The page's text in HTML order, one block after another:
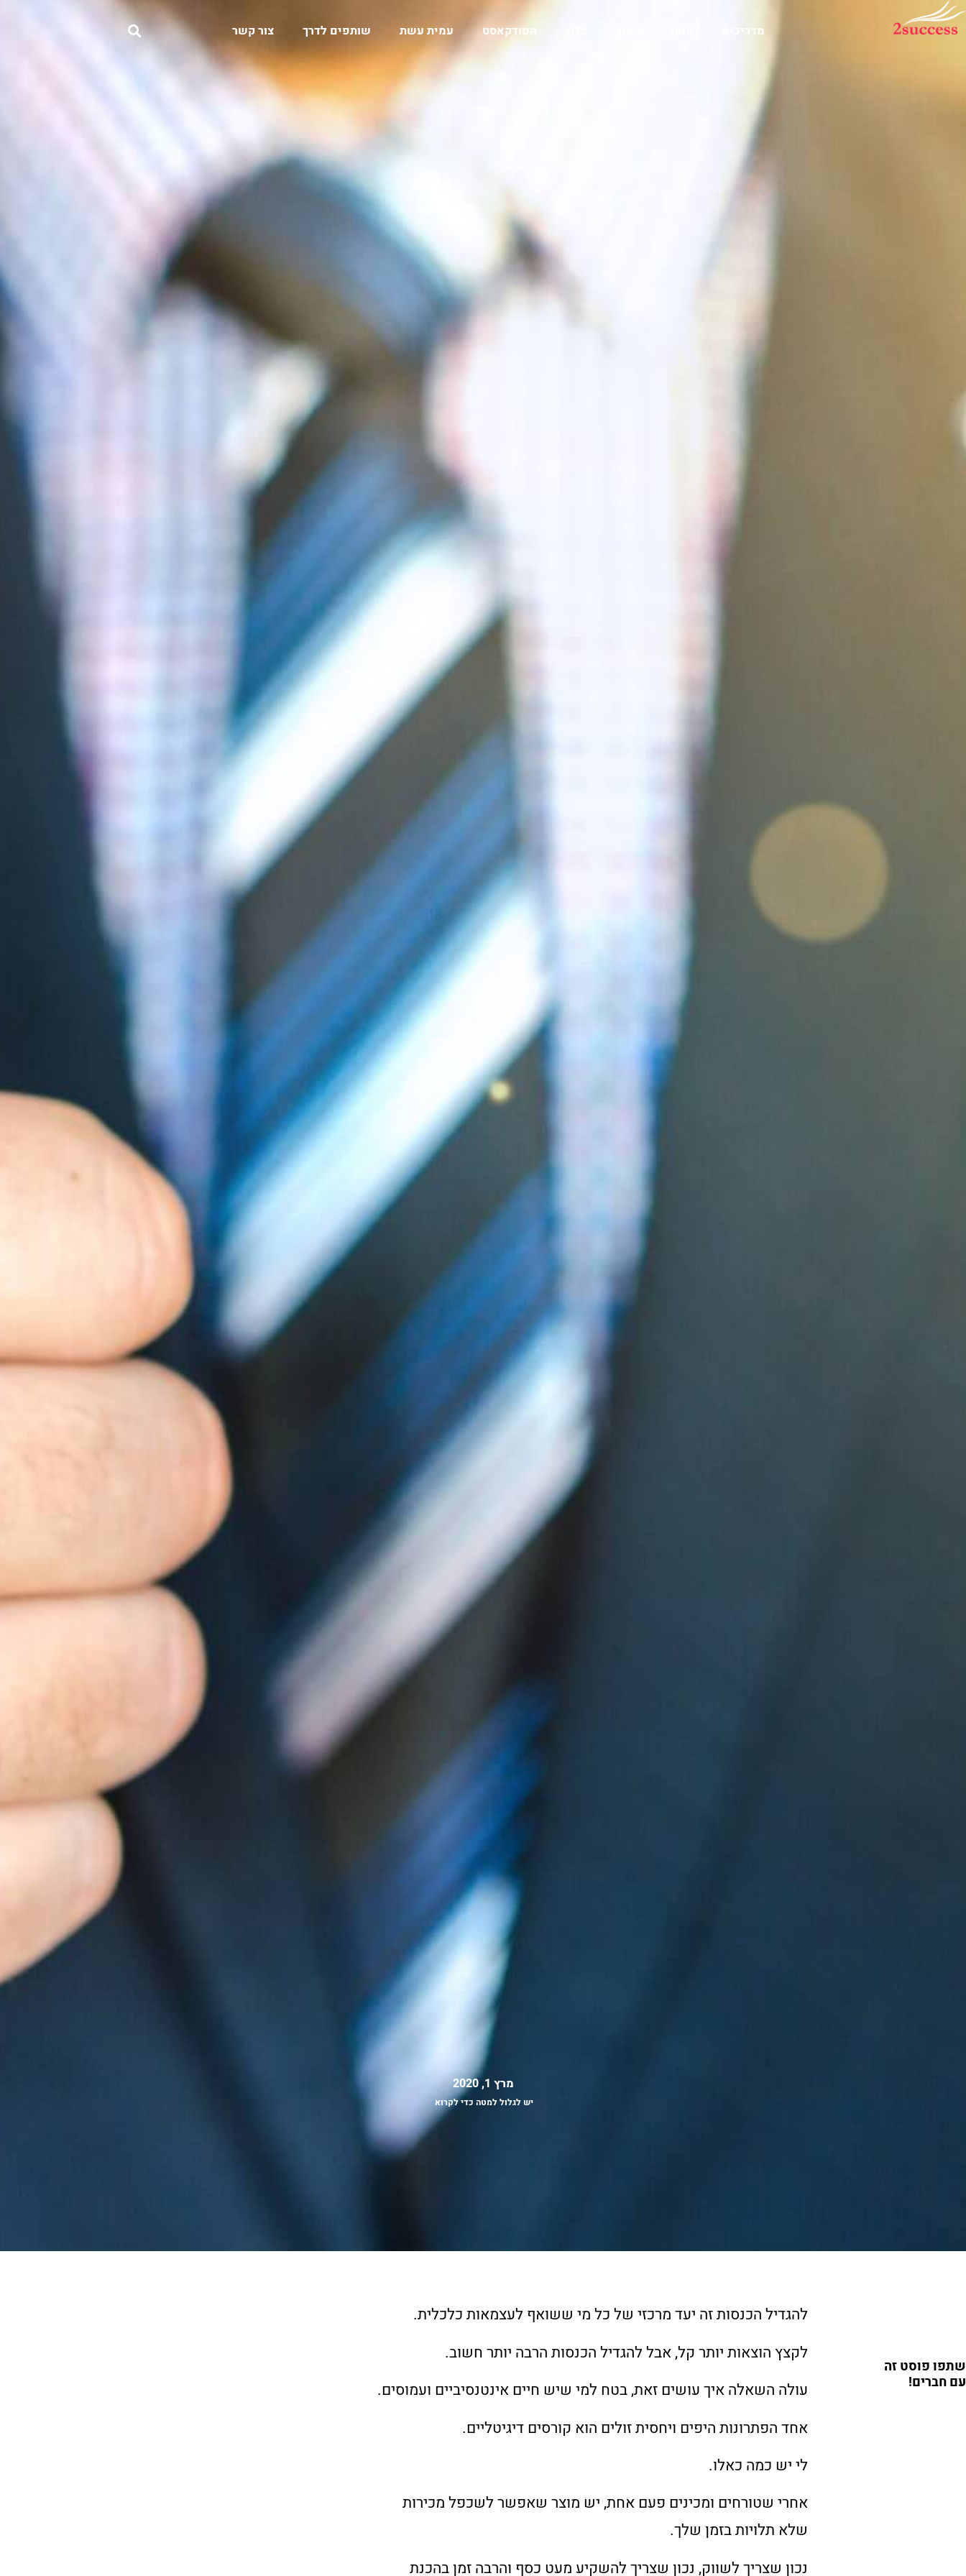
מדריכים הפודקאסט עמית עשת שותפים לדרך צור קשר
מרץ 1, 2020
יש לגלול למטה כדי לקרוא
שתפו פוסט זה
עם חברים!
להגדיל הכנסות זה יעד מרכזי של כל מי ששואף לעצמאות כלכלית.
לקצץ הוצאות יותר קל, אבל להגדיל הכנסות הרבה יותר חשוב.
עולה השאלה איך עושים זאת, בטח למי שיש חיים אינטנסיביים ועמוסים.
אחד הפתרונות היפים ויחסית זולים הוא קורסים דיגיטליים.
לי יש כמה כאלו.
אחרי שטורחים ומכינים פעם אחת, יש מוצר שאפשר לשכפל מכירות
שלא תלויות בזמן שלך.
נכון שצריך לשווק, נכון שצריך להשקיע מעט כסף והרבה זמן בהכנת